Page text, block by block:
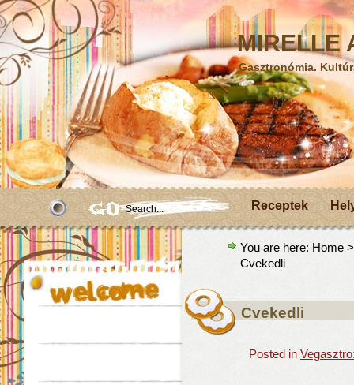
MIRELLE
Gasztronómia.
Receptek
You are here: Home
Cvekedli
Cvekedli
Posted in